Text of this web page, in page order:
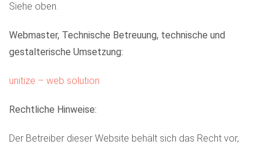
Siehe oben.
Webmaster, Technische Betreuung, technische und
gestalterische Umsetzung:
unitize – web solution
Rechtliche Hinweise:
Der Betreiber dieser Website behält sich das Recht vor,